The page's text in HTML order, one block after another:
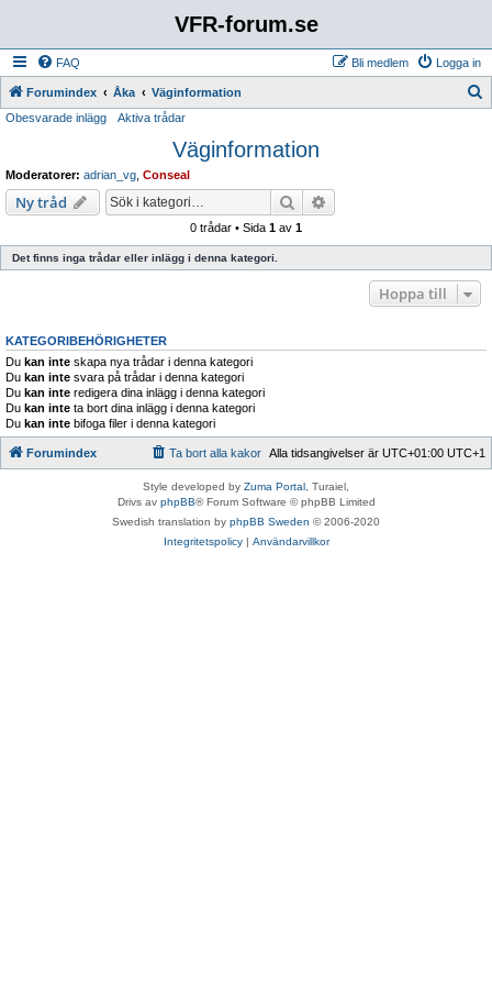
VFR-forum.se
FAQ Logga in
Bli medlem
Forumindex Åka Väginformation
Obesvarade inlägg Aktiva trådar
Väginformation
Moderatorer: adrian_vg Conseal
Ny tråd Sök
0 trådar • Sida 1 av 1
Det finns inga trådar eller inlägg i denna kategori.
Hoppa till
KATEGORIBEHÖRIGHETER
Du kan inte skapa nya trådar i denna kategori
Du kan inte svara på trådar i denna kategori
Du kan inte redigera dina inlägg i denna kategori
Du kan inte ta bort dina inlägg i denna kategori
Du kan inte bifoga filer i denna kategori
Forumindex Alla tidsangivelser är UTC+01:00 UTC+1
Ta bort alla kakor
Style developed by Zuma Portal , Turaiel,
Drivs av phpBB® Forum Software © phpBB Limited
Swedish translation by phpBB Sweden © 2006-2020
Integritetspolicy| Användarvillkor